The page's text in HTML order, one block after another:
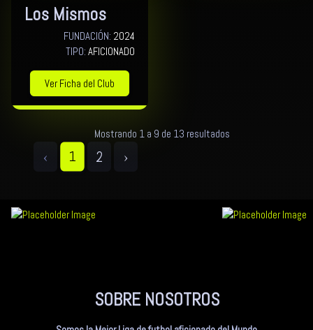
Los Mismos
FUNDACIÓN: 2024
TIPO: AFICIONADO
Ver Ficha del Club
Mostrando 1 a 9 de 13 resultados
‹ 1 2 ›
SOBRE NOSOTROS